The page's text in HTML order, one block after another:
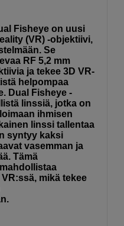
Fisheye on uusi
(VR) -objektiivi,
Se
RF 5,2 mm
ja tekee 3D VR-
helpompaa
Dual Fisheye -
linssiä, jotka on
ihmisen
linssi tallentaa
syntyy kaksi
vasemman ja
Tämä
mikä tekee